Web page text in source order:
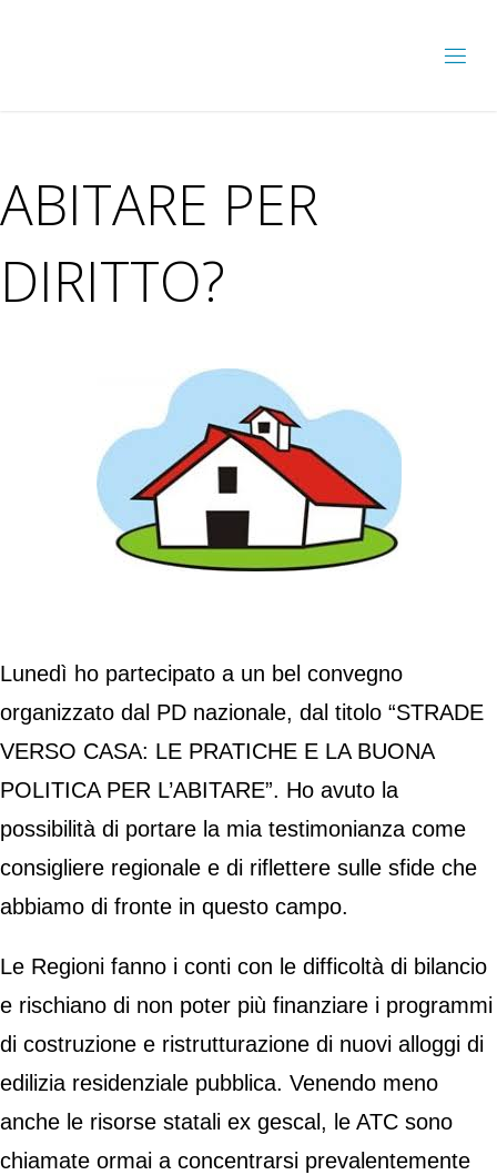
ABITARE PER
DIRITTO?
Lunedì ho partecipato a un bel convegno
organizzato dal PD nazionale, dal titolo “STRADE
VERSO CASA: LE PRATICHE E LA BUONA
POLITICA PER L’ABITARE”. Ho avuto la
possibilità di portare la mia testimonianza come
consigliere regionale e di riflettere sulle sfide che
abbiamo di fronte in questo campo.
Le Regioni fanno i conti con le difficoltà di bilancio
e rischiano di non poter più finanziare i programmi
di costruzione e ristrutturazione di nuovi alloggi di
edilizia residenziale pubblica. Venendo meno
anche le risorse statali ex gescal, le ATC sono
chiamate ormai a concentrarsi prevalentemente